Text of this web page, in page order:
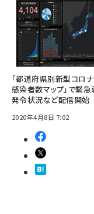
「都道府県別新型コロ
感染者数マップ」で緊
発令状況など配信開始
2020年4月8日 7:02